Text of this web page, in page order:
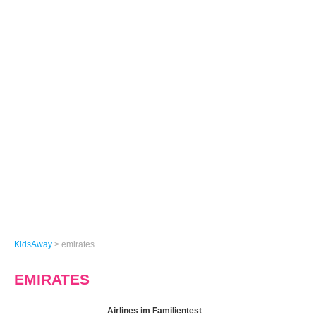
KidsAway > emirates
EMIRATES
Airlines im Familientest